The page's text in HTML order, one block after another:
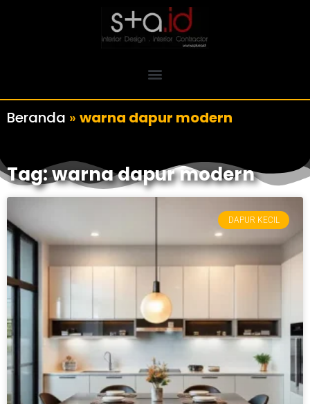
Beranda » warna dapur modern
Tag: warna dapur modern
DAPUR KECIL